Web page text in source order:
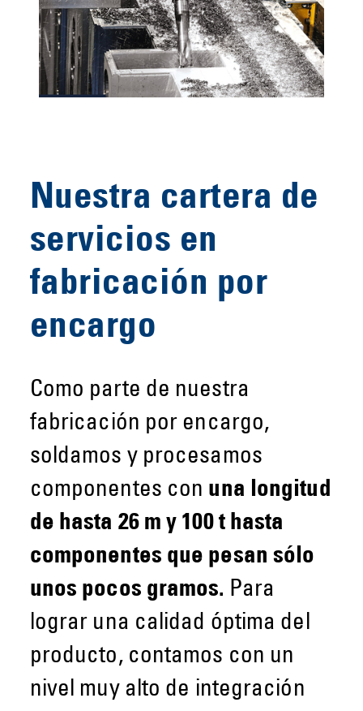
Nuestra cartera de
servicios en
fabricación por
encargo
Como parte de nuestra
fabricación por encargo,
soldamos y procesamos
componentes con una longitud
de hasta 26 m y 100 thasta
componentes que pesan sólo
unos pocos gramos. Para
lograr una calidad óptima del
producto, contamos con un
nivel muy alto de integración